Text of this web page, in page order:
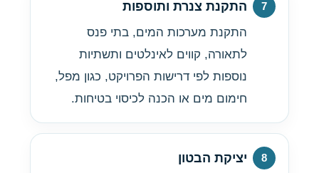
התקנת צנרת ותוספות
התקנת מערכות המים, בתי פנס
לתאורה, קווים לאינלטים ותשתיות
נוספות לפי דרישות הפרויקט, כגון מפל,
חימום מים או הכנה לכיסוי בטיחות.
יציקת הבטון